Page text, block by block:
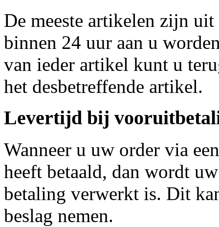
De meeste artikelen zijn
binnen 24 uur aan u
van ieder artikel kunt u
het desbetreffende artikel.
Levertijd bij
Wanneer u uw order via
heeft betaald, dan wordt
betaling verwerkt is. Dit
beslag nemen.